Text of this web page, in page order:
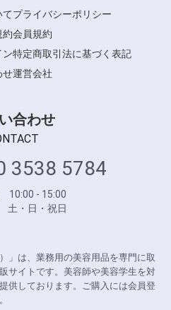
プライバシーポリシー
約会員規約
ン特定商取引法に基づく表記
せ運営会社
合わせ
3538 5784
10:00 - 15:00
・日・祝日
」は、業務用の美容用品を専門に取
サイトです。美容師や美容学生を対
供しております。ご購入には会員登